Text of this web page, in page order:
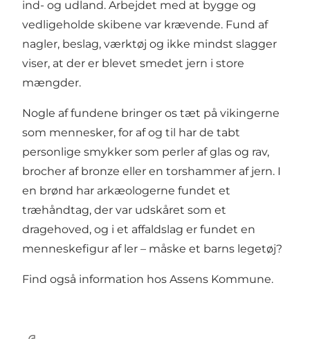
ind- og udland. Arbejdet med at bygge og
vedligeholde skibene var krævende. Fund af
nagler, beslag, værktøj og ikke mindst slagger
viser, at der er blevet smedet jern i store
mængder.
Nogle af fundene bringer os tæt på vikingerne
som mennesker, for af og til har de tabt
personlige smykker som perler af glas og rav,
brocher af bronze eller en torshammer af jern. I
en brønd har arkæologerne fundet et
træhåndtag, der var udskåret som et
dragehoved, og i et affaldslag er fundet en
menneskefigur af ler – måske et barns legetøj?
Find også information hos Assens Kommune.